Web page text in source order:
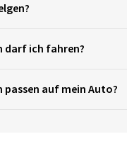
darf ich fahren?
passen auf mein Auto?